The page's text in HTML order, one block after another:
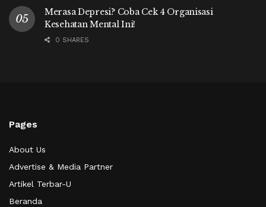
Merasa Depresi? Coba Cek 4 Organisasi
Kesehatan Mental Ini!
0 SHARES
Pages
About Us
Advertise & Media Partner
Artikel Terbar-U
Beranda